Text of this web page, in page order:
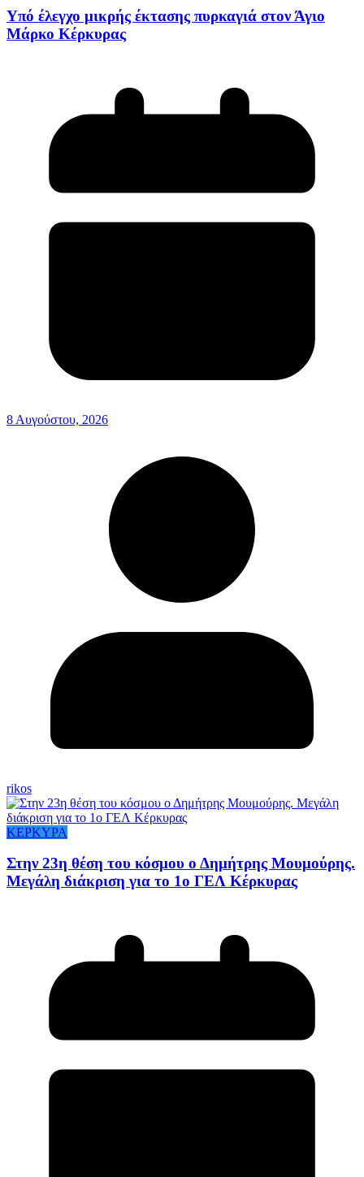
Υπό έλεγχο μικρής έκτασης πυρκαγιά στον Άγιο
Μάρκο Κέρκυρας
8 Αυγούστου, 2026
rikos
ΚΕΡΚΥΡΑ
Στην 23η θέση του κόσμου ο Δημήτρης Μουμούρης.
Μεγάλη διάκριση για το 1ο ΓΕΛ Κέρκυρας